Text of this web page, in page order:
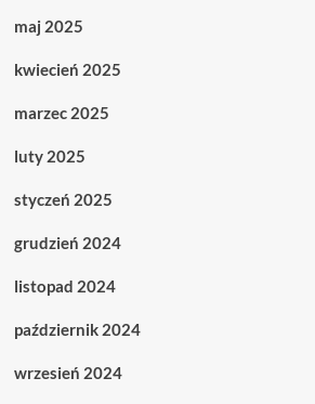
maj 2025
kwiecień 2025
marzec 2025
luty 2025
styczeń 2025
grudzień 2024
listopad 2024
październik 2024
wrzesień 2024